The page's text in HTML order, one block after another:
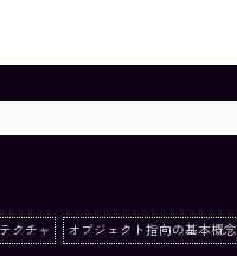
クチャ オブジェクト指向の基本概念